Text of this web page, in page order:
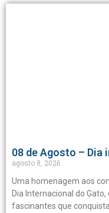
08 de Agosto – Dia
agosto 8, 2026
Uma homenagem aos
Dia Internacional do
fascinantes que